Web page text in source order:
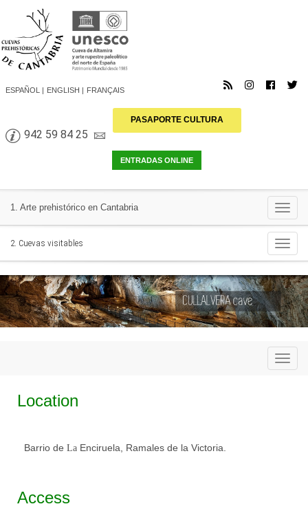
ESPAÑOL ENGLISH FRANÇAIS
942 59 84 25
PASAPORTE CULTURA
1. Arte prehistórico en Cantabria
2. Cuevas visitables
Location
Barrio de La Enciruela, Ramales de la Victoria.
Access